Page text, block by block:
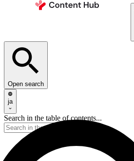
Open search
ja
Search in the table of contents...